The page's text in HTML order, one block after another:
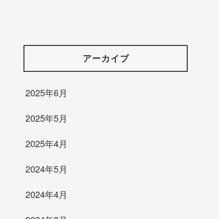
アーカイブ
2025年6月
2025年5月
2025年4月
2024年5月
2024年4月